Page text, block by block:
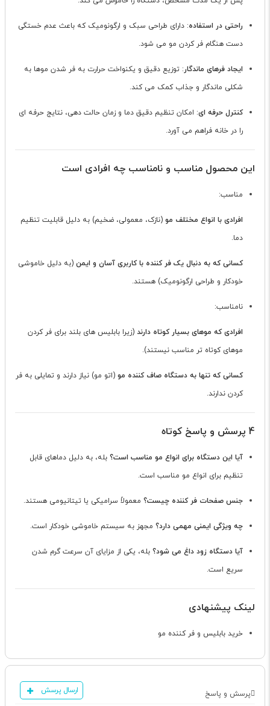
راحتی در استفاده: دارای طراحی سبک و ارگونومیک که باعث عدم خستگی
دست هنگام فر کردن مو می شود.
ایجاد فرهای ماندگار: توزیع دقیق و یکنواخت حرارت به فر شدن موها به
شکلی ماندگار و جذاب کمک می کند.
کنترل حرفه ای: امکان تنظیم دقیق دما و زمان حالت دهی، نتایج حرفه ای
را در خانه فراهم می آورد.
این محصول مناسب و نامناسب چه افرادی است
مناسب:
افرادی با انواع مختلف مو (نازک، معمولی، ضخیم) به دلیل قابلیت تنظیم
دما.
کسانی که به دنبال یک فر کننده با کاربری آسان و ایمن (به دلیل خاموشی
خودکار و طراحی ارگونومیک) هستند.
نامناسب:
افرادی که موهای بسیار کوتاه دارند (زیرا بابلیس های بلند برای فر کردن
موهای کوتاه تر مناسب نیستند).
کسانی که تنها به دستگاه صاف کننده مو (اتو مو) نیاز دارند و تمایلی به فر
کردن ندارند.
4 پرسش و پاسخ کوتاه
آیا این دستگاه برای انواع مو مناسب است؟ بله، به دلیل دماهای قابل
تنظیم برای انواع مو مناسب است.
جنس صفحات فر کننده چیست؟ معمولاً سرامیکی یا تیتانیومی هستند.
چه ویژگی ایمنی مهمی دارد؟ مجهز به سیستم خاموشی خودکار است.
آیا دستگاه زود داغ می شود؟ بله، یکی از مزایای آن سرعت گرم شدن
سریع است.
لینک پیشنهادی
خرید بابلیس و فر کننده مو
پرسش و پاسخ ارسال پرسش